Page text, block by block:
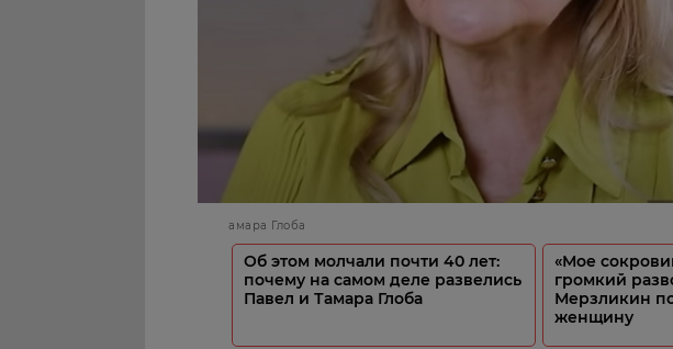
амара Глоба
Об этом молчали почти 40 лет:
почему на самом деле развелись
Павел и Тамара Глоба
«Мое
громкий
Мерзликин
женщину